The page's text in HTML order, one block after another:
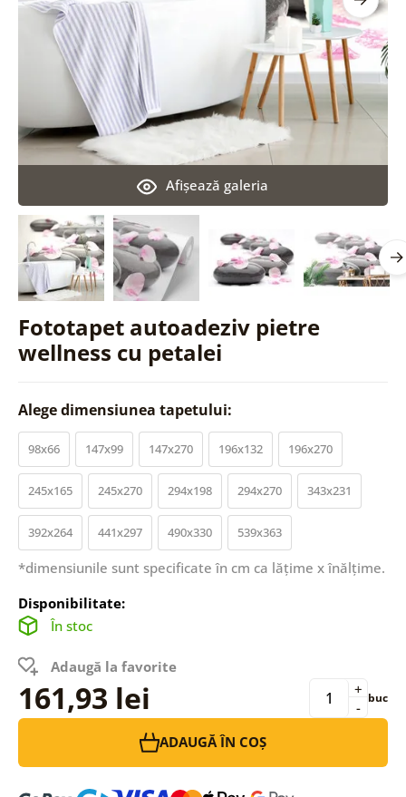
Fototapet autoadeziv pietre
wellness cu petalei
Afişează galeria
Alege dimensiunea tapetului:
98x66 147x99 147x270 196x132 196x270
245x165 245x270 294x198 294x270 343x231
392x264 441x297 490x330 539x363
*dimensiunile sunt specificate în cm ca lățime x înălțime.
Disponibilitate:
În stoc
Adaugă la favorite
161,93 lei -
+ buc
ADAUGĂ ÎN COȘ